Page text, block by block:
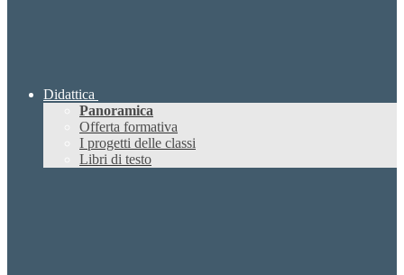
Didattica
Panoramica
Offerta formativa
I progetti delle classi
Libri di testo